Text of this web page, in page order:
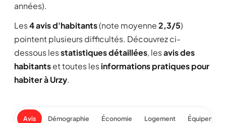
années).
Les4 avis d'habitants(note moyenne2,3/5)
pointent plusieurs difficultés. Découvrez ci-
dessous lesstatistiques détaillées, lesavis des
habitantset toutes lesinformations pratiques pour
habiter à Urzy.
Avis Démographie Économie Logement